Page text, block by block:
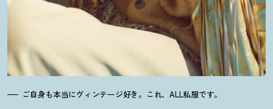
ご自身も本当にヴィンテージ好き。これ、ALL私服です。